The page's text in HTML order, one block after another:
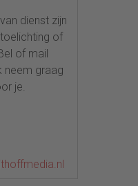
dienst zijn
of
of mail
neem graag
je.